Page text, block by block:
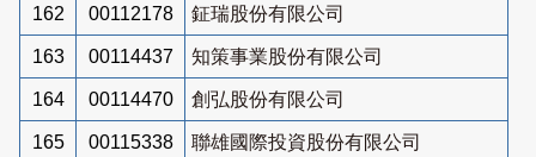
162 00112178 鉦瑞股份有限公司
163 00114437 知策事業股份有限公司
164 00114470 創弘股份有限公司
165 00115338 聯雄國際投資股份有限公司